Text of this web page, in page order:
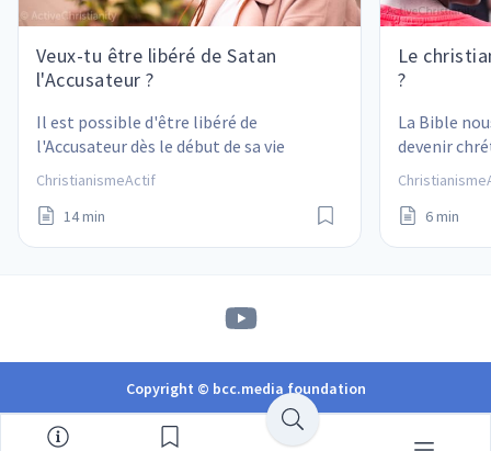
Veux-tu être libéré de Satan
l'Accusateur ?
Il est possible d'être libéré de
l'Accusateur dès le début de sa vie
chrétienne !
ChristianismeActif
14 min
Le
?
La Bible
devenir
à notre
6 min
Copyright © bcc.media foundation